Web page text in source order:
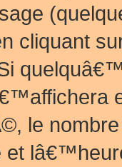
cliquant
le
et